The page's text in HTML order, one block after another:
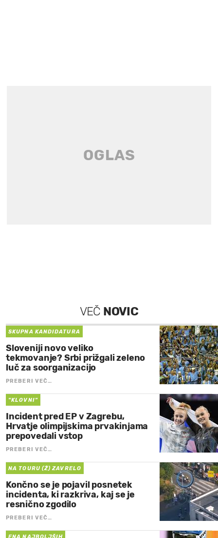
VEČ NOVIC
SKUPNA KANDIDATURA
Sloveniji novo veliko
tekmovanje? Srbi prižgali zeleno
luč za soorganizacijo
PREBERI VEČ…
"KLOVNI"
Incident pred EP v Zagrebu,
Hrvatje olimpijskima prvakinjama
prepovedali vstop
PREBERI VEČ…
NA TOURU (Ž) ZAVRELO
Končno se je pojavil posnetek
incidenta, ki razkriva, kaj se je
resnično zgodilo
PREBERI VEČ…